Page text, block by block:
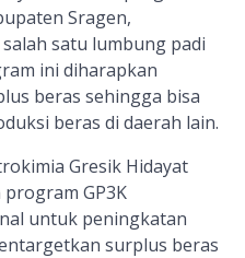
Sragen,
satu lumbung padi
ini diharapkan
beras sehingga bisa
beras di daerah lain.
Gresik Hidayat
GP3K
untuk peningkatan
surplus beras